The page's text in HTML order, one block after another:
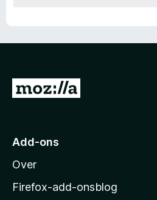
N
r
o
z
Add-ons
Over
Firefox-add-onsblog